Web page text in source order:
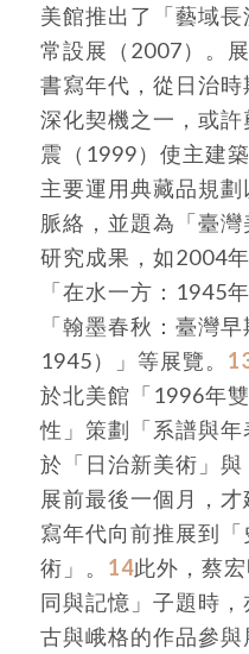
美館推出了「藝域
常設展（2007）。
書寫年代，從日治
深化契機之一，或
震（1999）使主建
主要運用典藏品規
脈絡，並題為「臺
研究成果，如2004
「在水一方：1945
「翰墨春秋：臺灣
1945）」等展覽。
於北美館「1996年
性」策劃「系譜與
於「日治新美術」
展前最後一個月，
寫年代向前推展到
術」。 14此外，蔡
同與記憶」子題時
古與峨格的作品參與